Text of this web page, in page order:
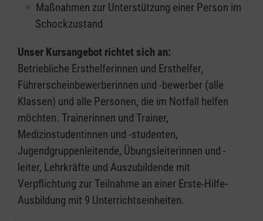
Maßnahmen zur Unterstützung einer Person im
Schockzustand
Unser Kursangebot richtet sich an:
Betriebliche Ersthelferinnen und Ersthelfer,
Führerscheinbewerberinnen und -bewerber (alle
Klassen) und alle Personen, die im Notfall helfen
möchten. Trainerinnen und Trainer,
Medizinstudentinnen und -studenten,
Jugendgruppenleitende, Übungsleiterinnen und -
leiter, Lehrkräfte und Auszubildende mit
Verpflichtung zur Teilnahme an einer Erste-Hilfe-
Ausbildung mit 9 Unterrichtseinheiten.